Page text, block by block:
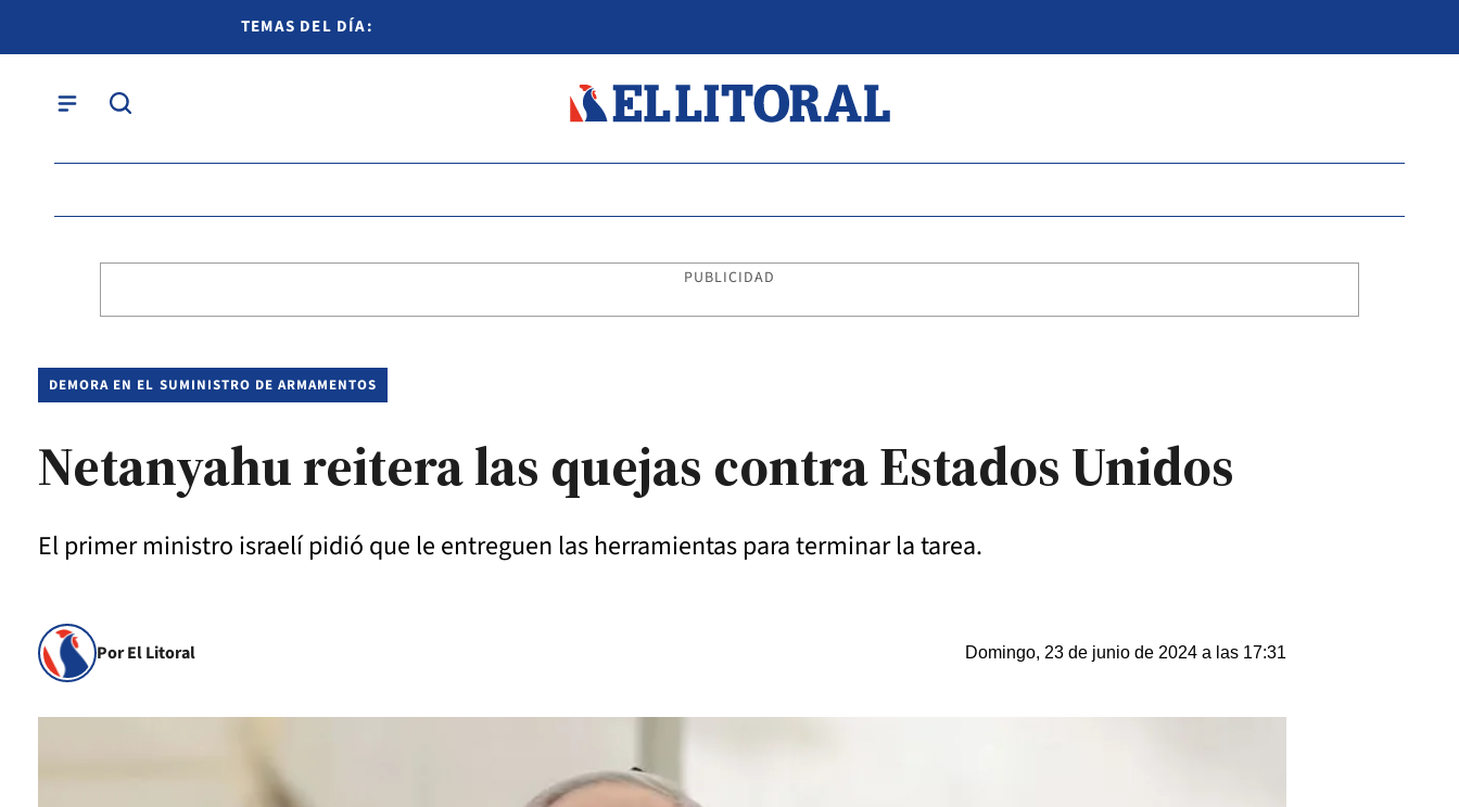
TEMAS DEL DÍA:
PUBLICIDAD
DEMORA EN EL SUMINISTRO DE ARMAMENTOS
Netanyahu reitera las quejas contra Estados Unidos
El primer ministro israelí pidió que le entreguen las herramientas para terminar la tarea.
Por El Litoral Domingo, 23 de junio de 2024 a las 17:31